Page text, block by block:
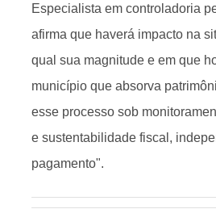
Especialista em controladoria
afirma que haverá impacto na
qual sua magnitude e em que
município que absorva
esse processo sob
e sustentabilidade fiscal,
pagamento".